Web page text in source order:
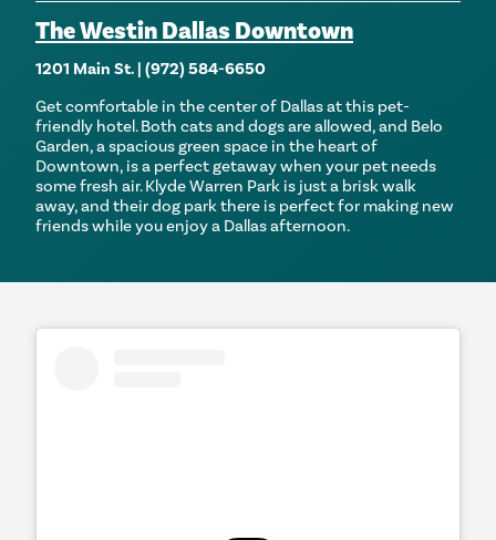
The Westin Dallas Downtown
1201 Main St. | (972) 584-6650
Get comfortable in the center of Dallas at this pet-
friendly hotel. Both cats and dogs are allowed, and Belo
Garden, a spacious green space in the heart of
Downtown, is a perfect getaway when your pet needs
some fresh air. Klyde Warren Park is just a brisk walk
away, and their dog park there is perfect for making new
friends while you enjoy a Dallas afternoon.